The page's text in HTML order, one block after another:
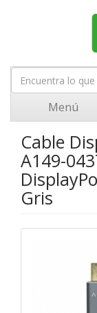
Menú
Cable
A149-
Gris